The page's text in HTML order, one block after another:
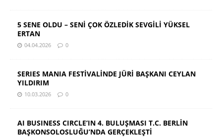
5 SENE OLDU – SENİ ÇOK ÖZLEDİK SEVGİLİ YÜKSEL
ERTAN
04.04.2026 0
SERIES MANIA FESTİVALİNDE JÜRİ BAŞKANI CEYLAN
YILDIRIM
10.03.2026 0
AI BUSINESS CIRCLE’IN 4. BULUŞMASI T.C. BERLİN
BAŞKONSOLOSLUĞU’NDA GERÇEKLEŞTİ